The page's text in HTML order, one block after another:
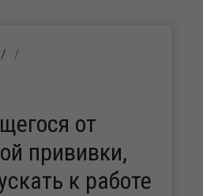
от
прививки,
к работе